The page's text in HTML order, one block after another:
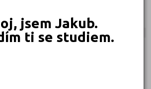
jsem Jakub.
ti se studiem.